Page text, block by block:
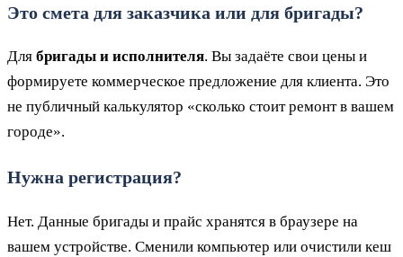
Это смета для заказчика или для бригады?
Для бригады и исполнителя. Вы задаёте свои цены и
формируете коммерческое предложение для клиента. Это
не публичный калькулятор «сколько стоит ремонт в вашем
городе».
Нужна регистрация?
Нет. Данные бригады и прайс хранятся в браузере на
вашем устройстве. Сменили компьютер или очистили кеш